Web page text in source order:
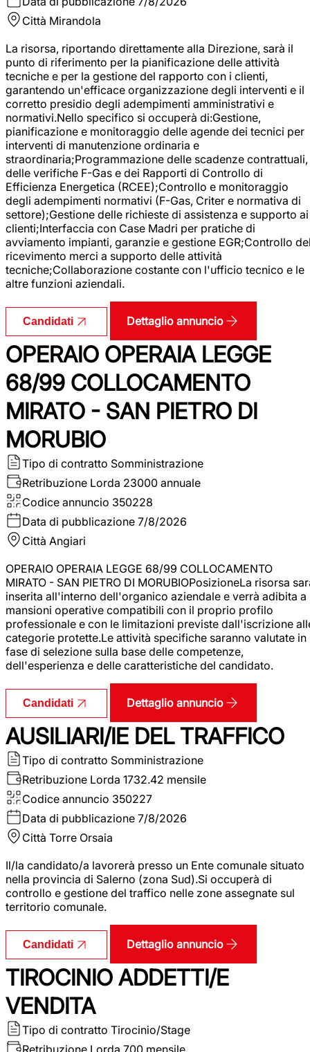
Città Mirandola
La risorsa, riportando direttamente alla Direzione, sarà il
punto di riferimento per la pianificazione delle attività
tecniche e per la gestione del rapporto con i clienti,
garantendo un'efficace organizzazione degli interventi e il
corretto presidio degli adempimenti amministrativi e
normativi.Nello specifico si occuperà di:Gestione,
pianificazione e monitoraggio delle agende dei tecnici per
interventi di manutenzione ordinaria e
straordinaria;Programmazione delle scadenze contrattuali,
delle verifiche F-Gas e dei Rapporti di Controllo di
Efficienza Energetica (RCEE);Controllo e monitoraggio
degli adempimenti normativi (F-Gas, Criter e normativa di
settore);Gestione delle richieste di assistenza e supporto ai
clienti;Interfaccia con Case Madri per pratiche di
avviamento impianti, garanzie e gestione EGR;Controllo
ricevimento merci a supporto delle attività
tecniche;Collaborazione costante con l'ufficio tecnico e le
altre funzioni aziendali.
Candidati Dettaglio annuncio
OPERAIO OPERAIA LEGGE
68/99 COLLOCAMENTO
MIRATO - SAN PIETRO DI
MORUBIO
Tipo di contratto Somministrazione
Retribuzione Lorda 23000 annuale
Codice annuncio 350228
Data di pubblicazione 7/8/2026
Città Angiari
OPERAIO OPERAIA LEGGE 68/99 COLLOCAMENTO
MIRATO - SAN PIETRO DI MORUBIOPosizioneLa risorsa
inserita all'interno dell'organico aziendale e verrà adibita a
mansioni operative compatibili con il proprio profilo
professionale e con le limitazioni previste dall'iscrizione
categorie protette.Le attività specifiche saranno valutate in
fase di selezione sulla base delle competenze,
dell'esperienza e delle caratteristiche del candidato.
Candidati Dettaglio annuncio
AUSILIARI/IE DEL TRAFFICO
Tipo di contratto Somministrazione
Retribuzione Lorda 1732.42 mensile
Codice annuncio 350227
Data di pubblicazione 7/8/2026
Città Torre Orsaia
Il/la candidato/a lavorerà presso un Ente comunale situato
nella provincia di Salerno (zona Sud).Si occuperà di
controllo e gestione del traffico nelle zone assegnate sul
territorio comunale.
Candidati Dettaglio annuncio
TIROCINIO ADDETTI/E
VENDITA
Tipo di contratto Tirocinio/Stage
Retribuzione Lorda 700 mensile